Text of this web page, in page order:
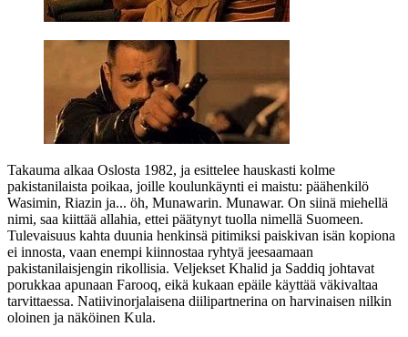
Takauma alkaa Oslosta 1982, ja esittelee hauskasti kolme
pakistanilaista poikaa, joille koulunkäynti ei maistu: päähenkilö
Wasimin, Riazin ja... öh, Munawarin. Munawar. On siinä miehellä
nimi, saa kiittää allahia, ettei päätynyt tuolla nimellä Suomeen.
Tulevaisuus kahta duunia henkinsä pitimiksi paiskivan isän kopiona
ei innosta, vaan enempi kiinnostaa ryhtyä jeesaamaan
pakistanilaisjengin rikollisia. Veljekset Khalid ja Saddiq johtavat
porukkaa apunaan Farooq, eikä kukaan epäile käyttää väkivaltaa
tarvittaessa. Natiivinorjalaisena diilipartnerina on harvinaisen nilkin
oloinen ja näköinen Kula.